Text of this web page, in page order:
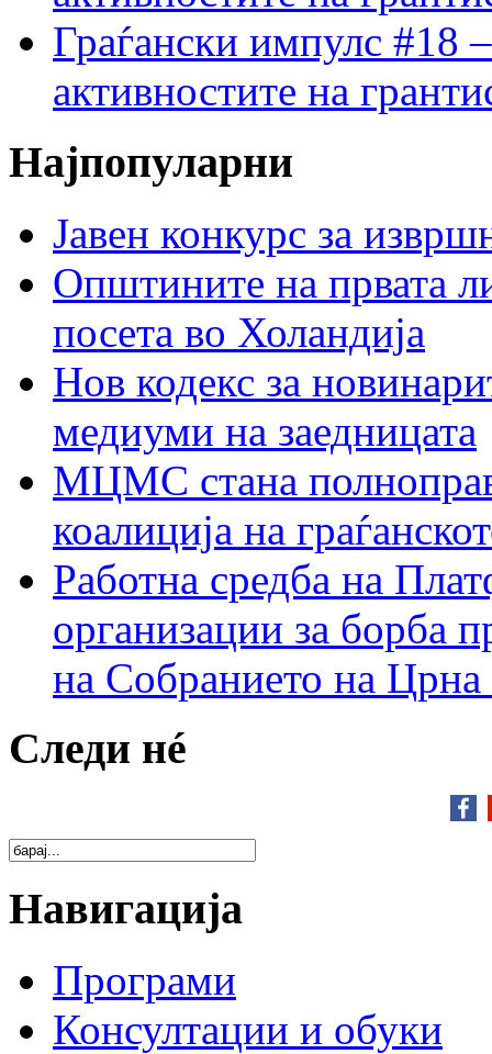
Граѓански импулс #18
активностите на
Најпопуларни
Јавен конкурс за
Општините на првата
посета во Холандија
Нов кодекс за
медиуми на заедницата
МЦМС стана
коалиција на
Работна средба на
организации за борба
на Собранието на Црна
Следи нé
Навигација
Програми
Консултации и обуки